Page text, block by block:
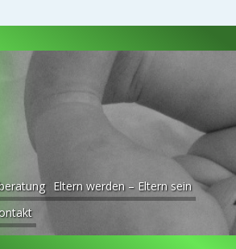
Eltern werden – Eltern sein
ums Baby